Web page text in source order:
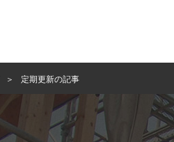
定期更新の記事